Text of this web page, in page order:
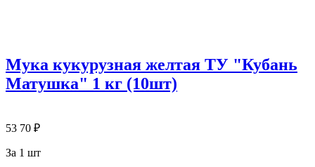
Мука кукурузная желтая ТУ "Кубань
Матушка" 1 кг (10шт)
53 70 ₽
За 1 шт